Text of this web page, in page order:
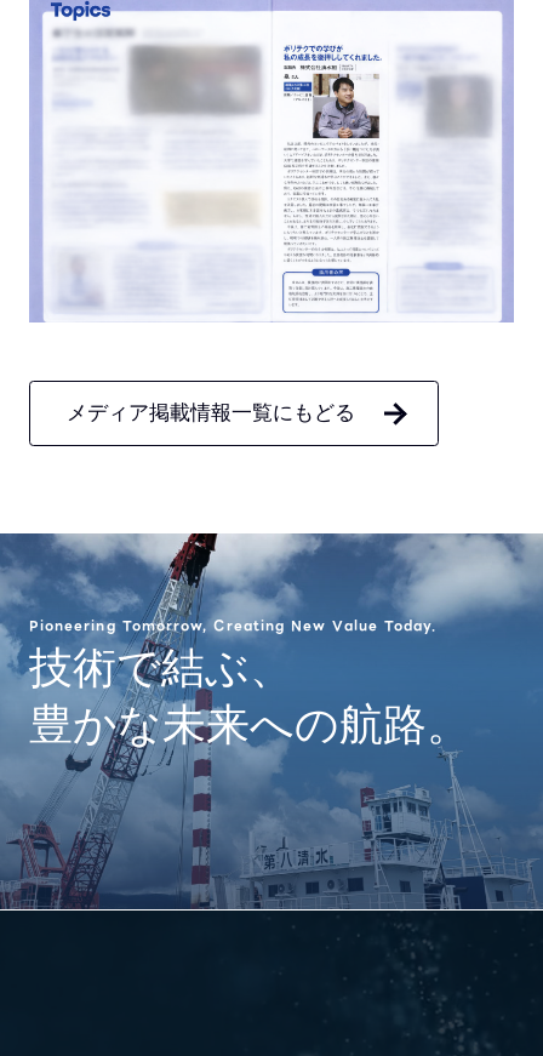
メディア掲載情報一覧にもどる
Pioneering Tomorrow, Creating New Value Today.
技術で結ぶ、
豊かな未来への航路。